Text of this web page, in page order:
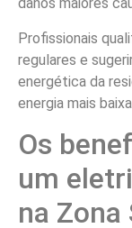
danos maiores
Profissionais
regulares e
energética da
energia mais
Os
um
na Zona